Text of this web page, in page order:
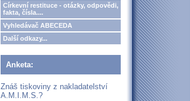
Církevní restituce - otázky, odpovědi,
fakta, čísla....
Vyhledávač ABECEDA
Další odkazy...
Anketa:
Znáš tiskoviny z nakladatelství
A.M.I.M.S.?